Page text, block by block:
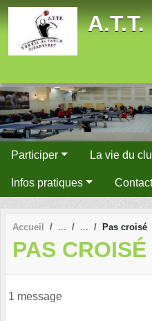
Participer La vie du
Infos pratiques
Accueil Pas croisé
PAS CROISÉ
1 message
Panneau de gestion des